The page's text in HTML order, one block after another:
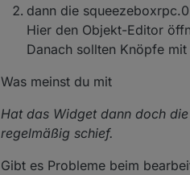
dann die
Hier den Objekt-Editor
Danach sollten Knöpfe
Was meinst du mit
Hat das Widget dann doch
regelmäßig schief.
Gibt es Probleme beim